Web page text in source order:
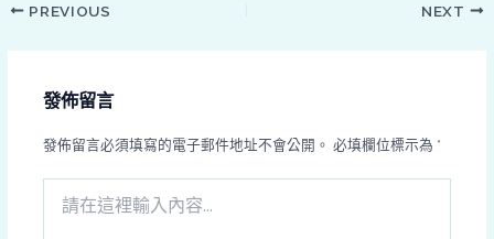
PREVIOUS NEXT
發佈留言
發佈留言必須填寫的電子郵件地址不會公開。 必填欄位標示為 *